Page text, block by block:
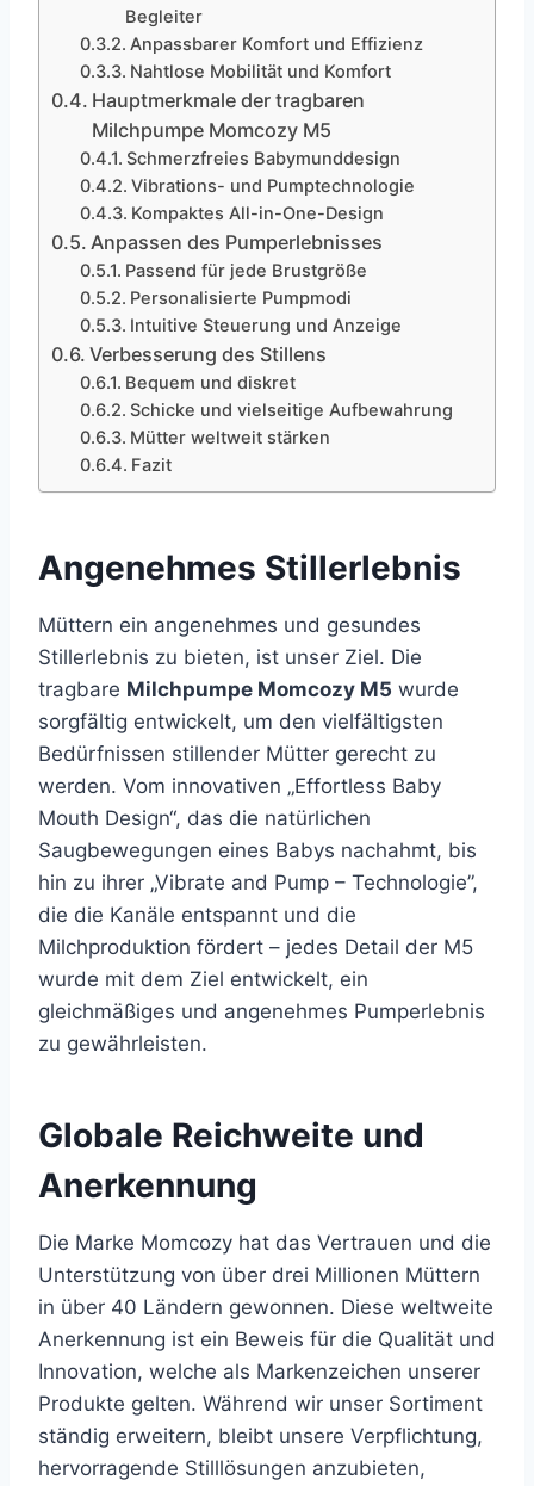
Begleiter
Anpassbarer Komfort und Effizienz
Nahtlose Mobilität und Komfort
Hauptmerkmale der tragbaren
Milchpumpe Momcozy M5
Schmerzfreies Babymunddesign
Vibrations- und Pumptechnologie
Kompaktes All-in-One-Design
Anpassen des Pumperlebnisses
Passend für jede Brustgröße
Personalisierte Pumpmodi
Intuitive Steuerung und Anzeige
Verbesserung des Stillens
Bequem und diskret
Schicke und vielseitige Aufbewahrung
Mütter weltweit stärken
Fazit
Angenehmes Stillerlebnis
Müttern ein angenehmes und gesundes
Stillerlebnis zu bieten, ist unser Ziel. Die
tragbare Milchpumpe Momcozy M5 wurde
sorgfältig entwickelt, um den vielfältigsten
Bedürfnissen stillender Mütter gerecht zu
werden. Vom innovativen „Effortless Baby
Mouth Design“, das die natürlichen
Saugbewegungen eines Babys nachahmt, bis
hin zu ihrer „Vibrate and Pump – Technologie”,
die die Kanäle entspannt und die
Milchproduktion fördert – jedes Detail der M5
wurde mit dem Ziel entwickelt, ein
gleichmäßiges und angenehmes Pumperlebnis
zu gewährleisten.
Globale Reichweite und
Anerkennung
Die Marke Momcozy hat das Vertrauen und die
Unterstützung von über drei Millionen Müttern
in über 40 Ländern gewonnen. Diese weltweite
Anerkennung ist ein Beweis für die Qualität und
Innovation, welche als Markenzeichen unserer
Produkte gelten. Während wir unser Sortiment
ständig erweitern, bleibt unsere Verpflichtung,
hervorragende Stilllösungen anzubieten,